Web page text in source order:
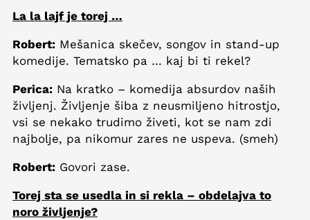
La la lajf je torej …
Robert: Mešanica skečev, songov in stand-up
komedije. Tematsko pa … kaj bi ti rekel?
Perica: Na kratko – komedija absurdov naših
življenj. Življenje šiba z neusmiljeno hitrostjo,
vsi se nekako trudimo živeti, kot se nam zdi
najbolje, pa nikomur zares ne uspeva. (smeh)
Robert: Govori zase.
Torej sta se usedla in si rekla – obdelajva to
noro življenje?